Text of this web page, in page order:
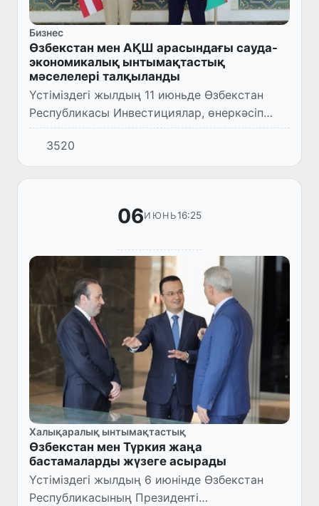
Бизнес
Өзбекстан мен АҚШ арасындағы сауда-
экономикалық ынтымақтастық
мәселелері талқыланды
Үстіміздегі жылдың 11 июньде Өзбекстан
Республикасы Инвестициялар, өнеркәсіп
және сауда министрі Лазиз Кудратов
Америка Құрама Штаттарының Сауда өкілі,
Елші Кэтрин Таймен кездесті.
3520
06ИЮНЬ16:25
Халықаралық ынтымақтастық
Өзбекстан мен Түркия жаңа
бастамаларды жүзеге асырады
Үстіміздегі жылдың 6 июнінде Өзбекстан
Республикасының Президенті